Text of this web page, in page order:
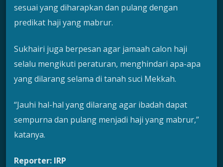
sesuai yang diharapkan dan pulang dengan
predikat haji yang mabrur.
Sukhairi juga berpesan agar jamaah calon haji
selalu mengikuti peraturan, menghindari apa-apa
yang dilarang selama di tanah suci Mekkah.
“Jauhi hal-hal yang dilarang agar ibadah dapat
sempurna dan pulang menjadi haji yang mabrur,”
katanya.
Reporter: IRP